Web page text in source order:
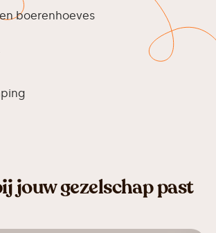
boerenhoeves
jouw gezelschap past